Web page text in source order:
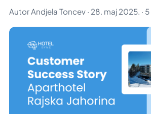
Autor Andjela Toncev · 28. maj 2025. ·